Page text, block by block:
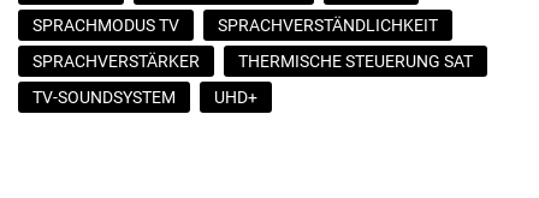
SPRACHMODUS TV
SPRACHVERSTÄNDLICHKEIT
SPRACHVERSTÄRKER
THERMISCHE STEUERUNG SAT
TV-SOUNDSYSTEM
UHD+